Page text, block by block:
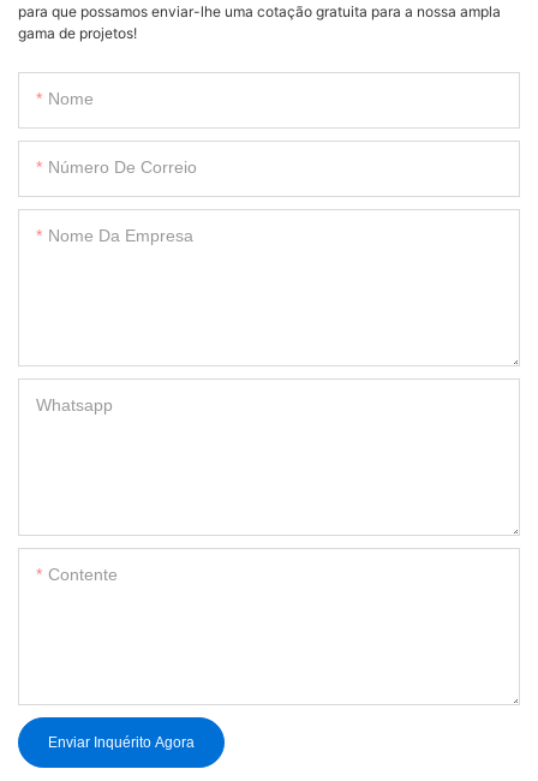
para que possamos enviar-lhe uma cotação gratuita para a nossa ampla
gama de projetos!
Nome
Número De Correio
Nome Da Empresa
Whatsapp
Contente
Enviar Inquérito Agora